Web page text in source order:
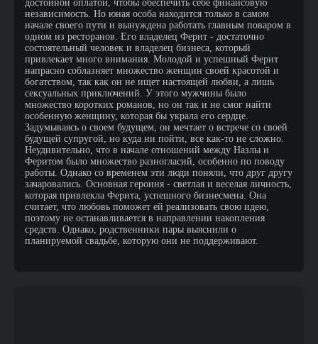
достойной оплатой, чтобы обеспечить себе финансовую
независимость. Но юная особа находится только в самом
начале своего пути и вынуждена работать главным поваром в
одном из ресторанов. Его владелец Ферит - достаточно
состоятельный человек и владелец бизнеса, который
привлекает много внимания. Молодой и успешный Ферит
напрасно соблазняет множество женщин своей красотой и
богатством, так как он не ищет настоящей любви, а лишь
сексуальных приключений. У этого мужчины было
множество коротких романов, но он так и не смог найти
особенную женщину, которая бы украла его сердце.
Задумываясь о своем будущем, он мечтает о встрече со своей
будущей супругой, но куда ни пойти, все как-то не сложно.
Неудивительно, что в начале отношений между Назлы и
Феритом было множество разногласий, особенно по поводу
работы. Однако со временем эти люди поняли, что друг другу
зачаровались. Основная героиня - светлая и веселая личность,
которая привлекла Ферита, успешного бизнесмена. Она
считает, что любовь поможет ей реализовать свою идею,
поэтому не останавливается в направлении накопления
средств. Однако, родственники пары выяснили о
планируемой свадьбе, которую они не поддерживают.